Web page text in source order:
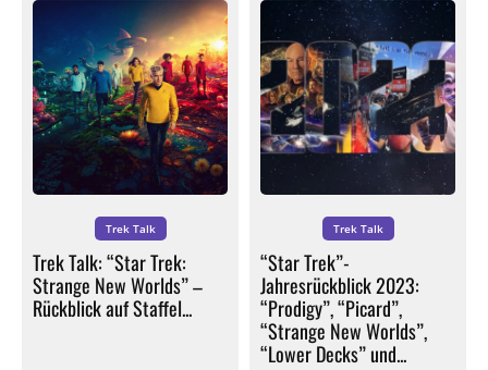
Trek Talk
Trek Talk: “Star Trek:
Strange New Worlds” –
Rückblick auf Staffel...
Trek Talk
“Star Trek”-
Jahresrückblick 2023:
“Prodigy”, “Picard”,
“Strange New Worlds”,
“Lower Decks” und...